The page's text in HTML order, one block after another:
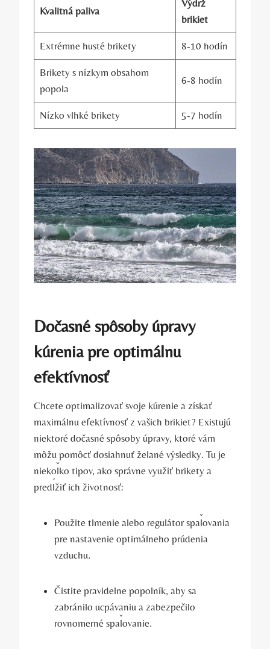
Kvalitná paliva
Výdrž
⁤brikiet
Extrémne husté‌ brikety 8-10 hodín
Brikety s nízkym obsahom
popola
6-8 hodín
Nízko vlhké brikety 5-7 hodín
Dočasné spôsoby úpravy
⁣kúrenia pre optimálnu
efektívnosť
Chcete optimalizovať svoje kúrenie a získať
maximálnu efektívnosť z vašich brikiet? Existujú
niektoré dočasné⁢ spôsoby úpravy, ktoré vám
môžu pomôcť dosiahnuť želané výsledky. Tu je
niekoľko tipov, ako správne využiť brikety a
predĺžiť ich‌ životnosť:
Použite tlmenie alebo regulátor spaľovania
pre nastavenie optimálneho prúdenia
vzduchu.
Čistite pravidelne‌ popolník, aby sa
zabránilo ucpávaniu​ a zabezpečilo
rovnomerné spaľovanie.